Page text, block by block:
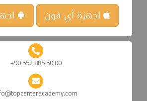
اجهزة آي فون
+90 552 885 50 00